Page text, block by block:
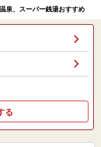
泉、スーパー銭湯おすすめ
る